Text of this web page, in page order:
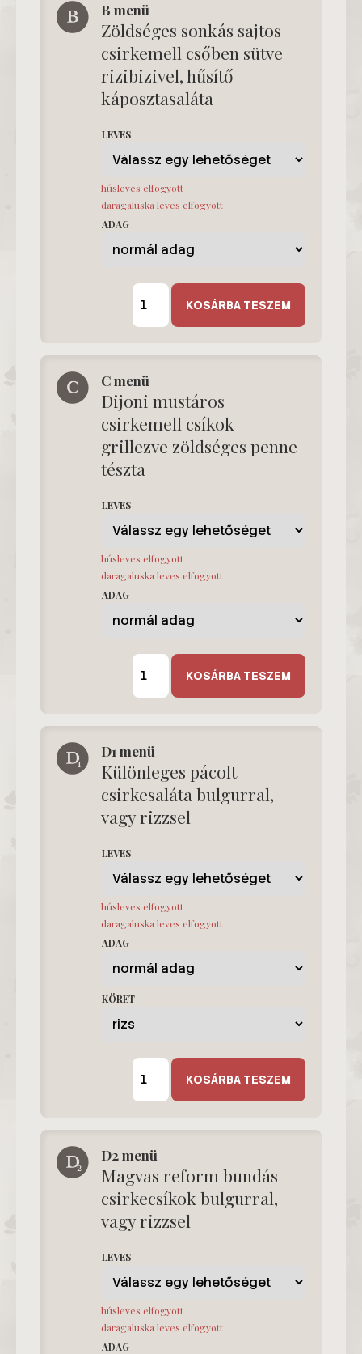
B menü
Zöldséges sonkás sajtos
csirkemell csőben sütve
rizibizivel, hűsítő
káposztasaláta
LEVES
húsleves elfogyott
daragaluska leves elfogyott
ADAG
B
menü
mennyiség
KOSÁRBA TESZEM
C menü
Dijoni mustáros
csirkemell csíkok
grillezve zöldséges penne
tészta
LEVES
húsleves elfogyott
daragaluska leves elfogyott
ADAG
C
menü
mennyiség
KOSÁRBA TESZEM
D1 menü
Különleges pácolt
csirkesaláta bulgurral,
vagy rizzsel
LEVES
húsleves elfogyott
daragaluska leves elfogyott
ADAG
KÖRET
D1
menü
mennyiség
KOSÁRBA TESZEM
D2 menü
Magvas reform bundás
csirkecsíkok bulgurral,
vagy rizzsel
LEVES
húsleves elfogyott
daragaluska leves elfogyott
ADAG